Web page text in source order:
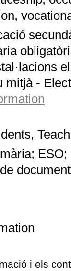
mitjà -
i els